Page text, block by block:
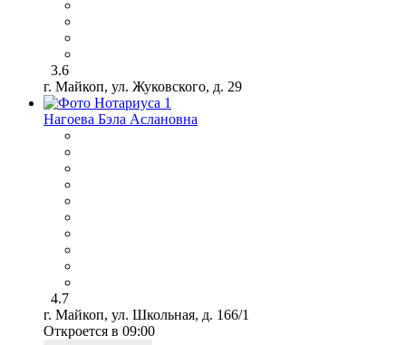
3.6
г. Майкоп, ул. Жуковского, д. 29
Нагоева Бэла Аслановна
4.7
г. Майкоп, ул. Школьная, д. 166/1
Откроется в 09:00